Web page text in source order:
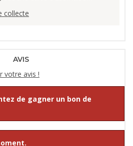
collecte
AVIS
votre avis !
de gagner un bon de